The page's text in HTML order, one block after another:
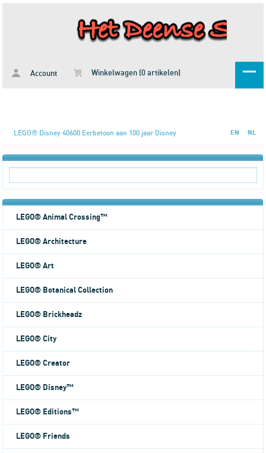
Account Winkelwagen (0 artikelen)
LEGO® Disney 40600 Eerbetoon aan 100 jaar Disney EN NL
LEGO® Animal Crossing™
LEGO® Architecture
LEGO® Art
LEGO® Botanical Collection
LEGO® Brickheadz
LEGO® City
LEGO® Creator
LEGO® Disney™
LEGO® Editions™
LEGO® Friends